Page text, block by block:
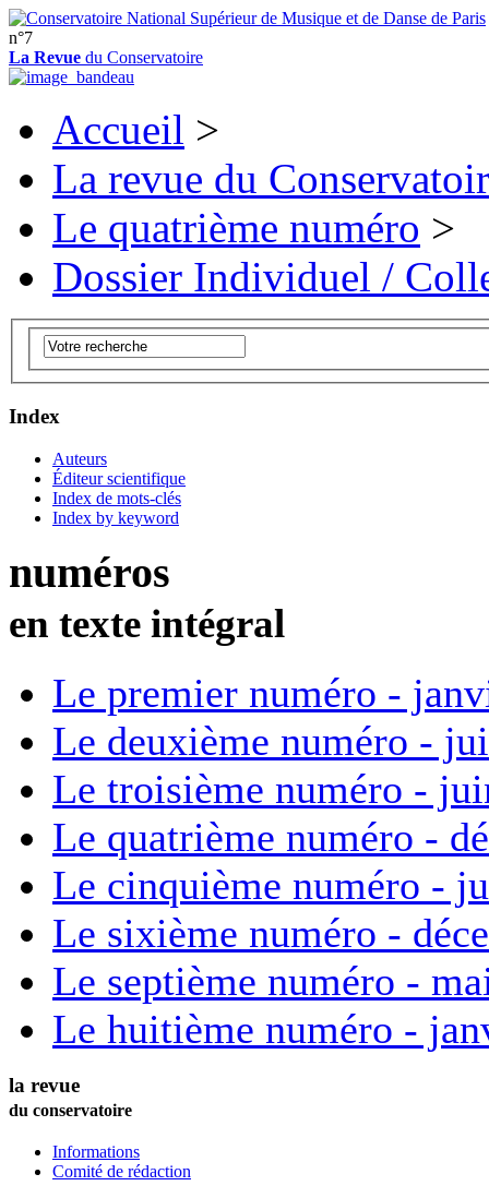
n°7
La Revue du Conservatoire
Accueil >
La revue du
Le quatrième numéro >
Dossier Individuel /
Index
Auteurs
Éditeur scientifique
Index de mots-clés
Index by keyword
numéros
en texte intégral
Le premier numéro -
Le deuxième numéro -
Le troisième numéro -
Le quatrième numéro -
Le cinquième numéro -
Le sixième numéro -
Le septième numéro -
Le huitième numéro -
la revue
du conservatoire
Informations
Comité de rédaction